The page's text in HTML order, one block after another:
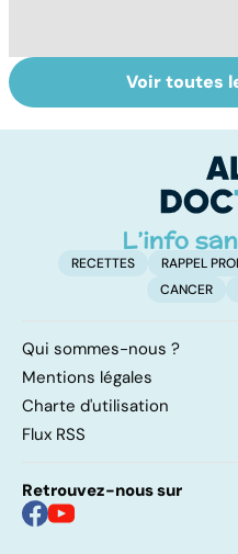
Faire du sport à
domicile, c'est
Voir toutes
RECETTES RAPPEL
CANCER
Qui sommes-nous ?
Mentions légales
Charte d'utilisation
Flux RSS
Retrouvez-nous sur